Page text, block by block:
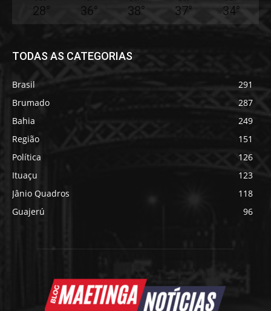
28° 36° 38° 37° 34°
TODAS AS CATEGORIAS
Brasil
291
Brumado
287
Bahia
249
Região
151
Política
126
Ituaçu
123
Jânio Quadros
118
Guajerú
96